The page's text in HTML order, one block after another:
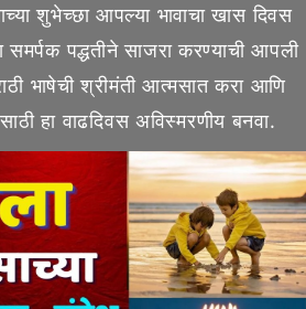
शुभेच्छा आपल्या भावाचा खास दिवस
समर्पक पद्धतीने साजरा करण्याची आपली
भाषेची श्रीमंती आत्मसात करा आणि
हा वाढदिवस अविस्मरणीय बनवा.